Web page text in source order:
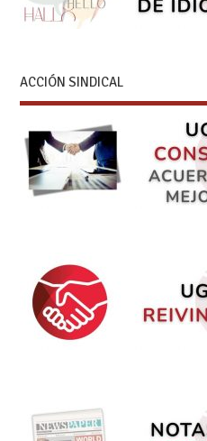
ACCIÓN SINDICAL